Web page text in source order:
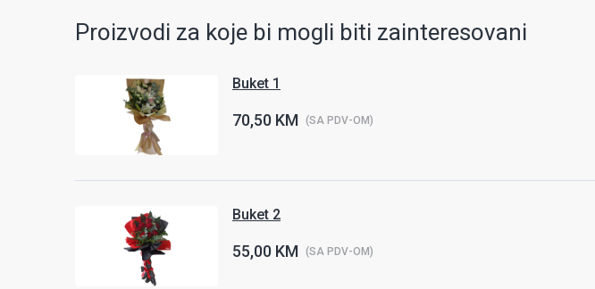
Proizvodi za koje bi mogli biti zainteresovani
Buket 1
70,50 KM (SA PDV-OM)
Buket 2
55,00 KM (SA PDV-OM)